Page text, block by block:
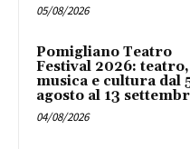
05/08/2026
Pomigliano Teatro
Festival 2026: teatro,
musica e cultura dal
agosto al 13
04/08/2026